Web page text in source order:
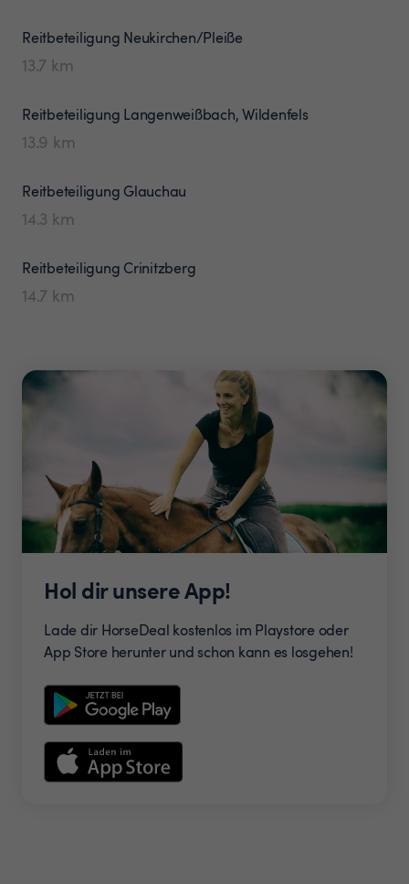
Reitbeteiligung Neukirchen/Pleiße
13.7 km
Reitbeteiligung Langenweißbach, Wildenfels
13.9 km
Reitbeteiligung Glauchau
14.3 km
Reitbeteiligung Crinitzberg
14.7 km
Hol dir unsere App!
Lade dir HorseDeal kostenlos im Playstore oder
App Store herunter und schon kann es losgehen!